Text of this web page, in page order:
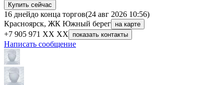
Купить сейчас
16 днейдо конца торгов(24 авг 2026 10:56)
Красноярск, ЖК Южный берег на карте
+7 905 971 XX XX показать контакты
Написать сообщение